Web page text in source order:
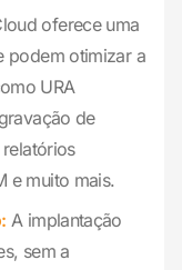
oferece uma
podem otimizar a
URA
de
e muito mais.
A implantação
sem a